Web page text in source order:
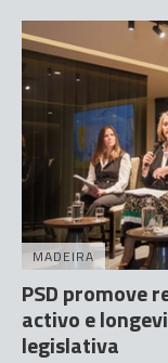
MADEIRA
PSD promove
activo e
legislativa